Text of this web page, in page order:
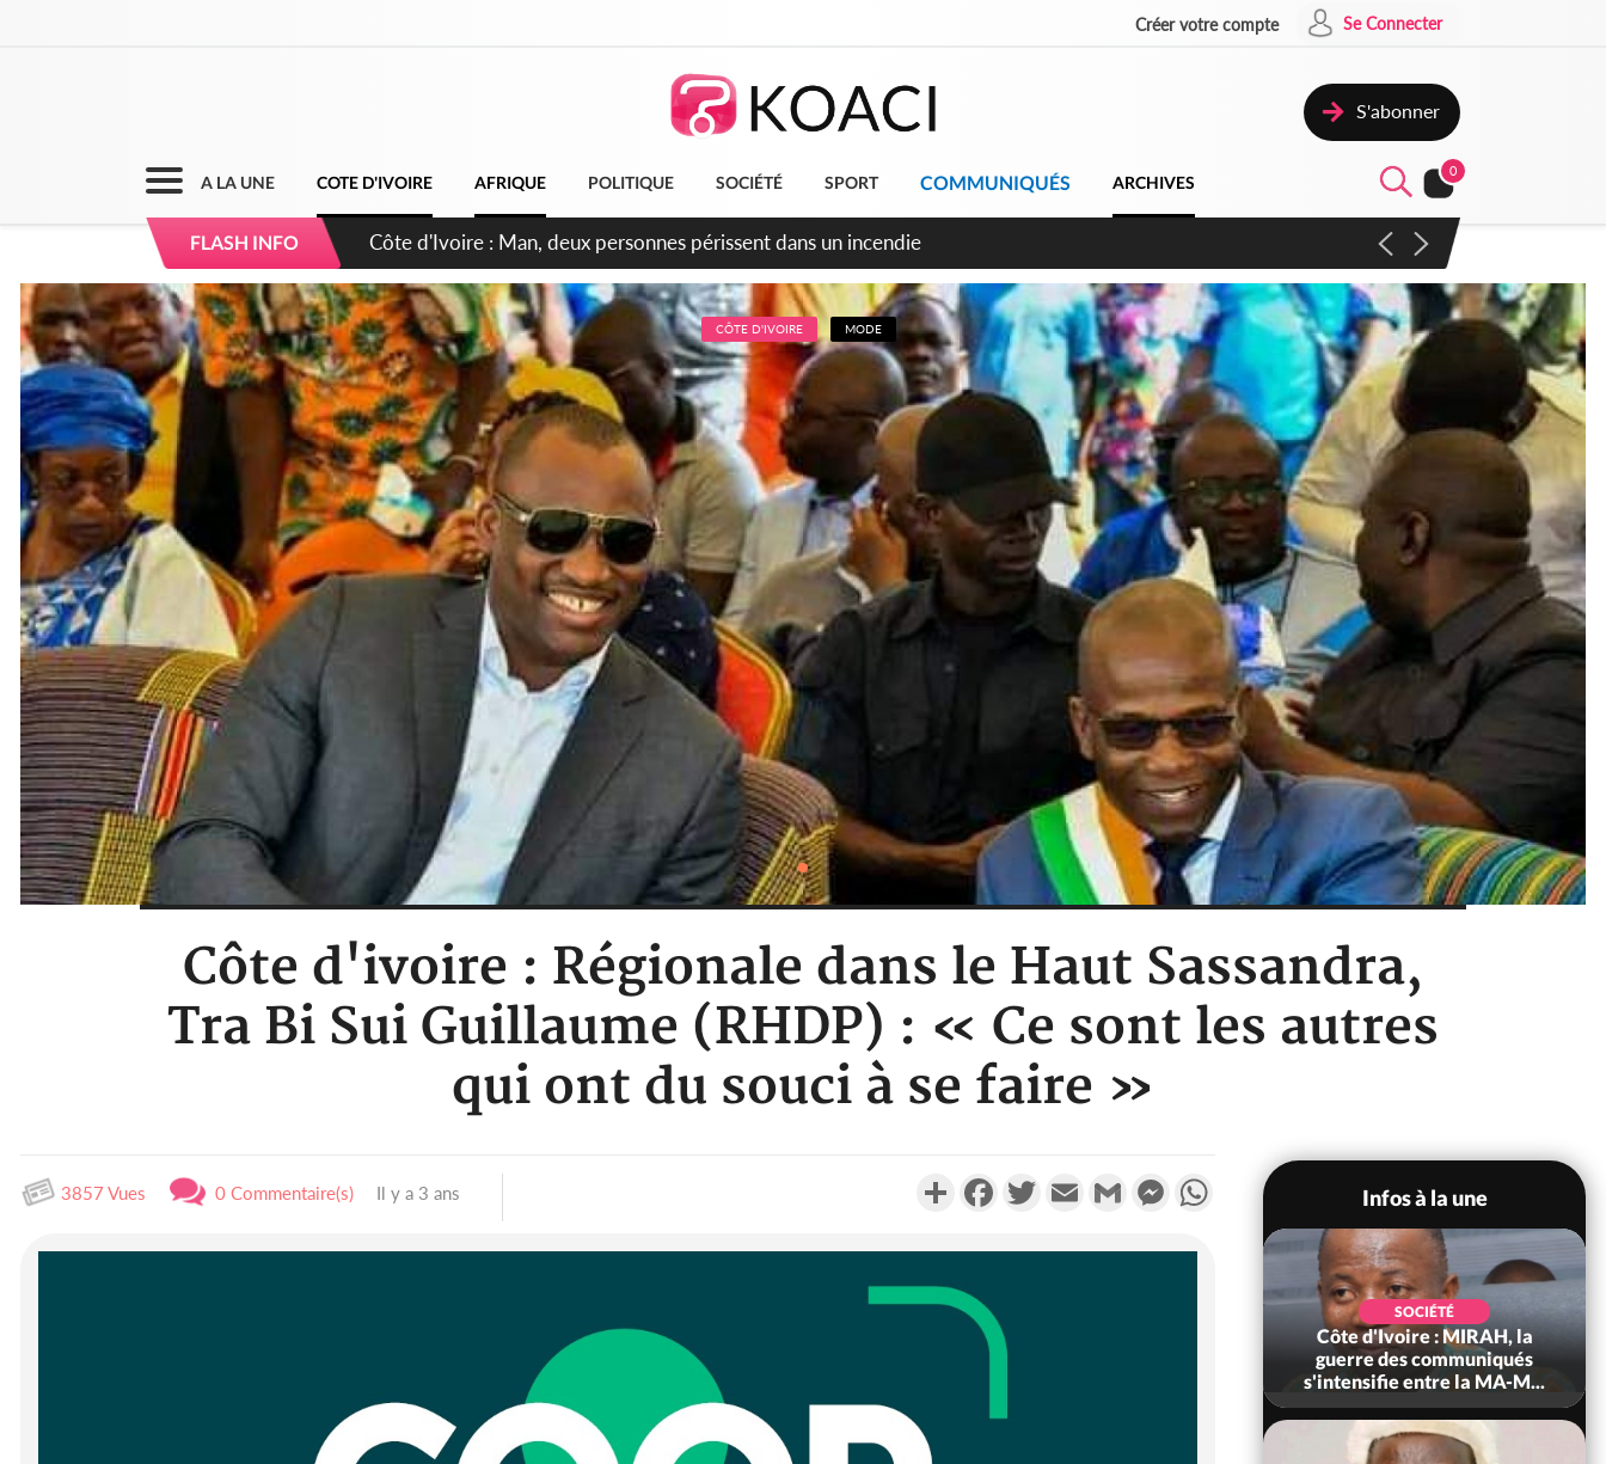
Créer votre compte Se Connecter
S'abonner
A LA UNE COTE D'IVOIRE AFRIQUE POLITIQUE SOCIÉTÉ SPORT COMMUNIQUÉS ARCHIVES
0
FLASH INFO
Côte d'Ivoire : Séileu, la célébration de la fête nationale transformée en vaste campagne contre les produits
dépigmentants dangereux
CÔTE D'IVOIRE MODE
Côte d'ivoire : Régionale dans le Haut Sassandra,
Tra Bi Sui Guillaume (RHDP) : « Ce sont les autres
qui ont du souci à se faire »
3857 Vues 0 Commentaire(s) Il y a 3 ans PartagerFacebookTwitterEmail Gmail MessengerWhatsApp
Infos à la une
Côte d'Ivoire : Man, deux
personnes périssent dans un
SOCIÉTÉ
Côte d'Ivoire : MIRAH, la
guerre des communiqués
s'intensifie entre la MA-M...